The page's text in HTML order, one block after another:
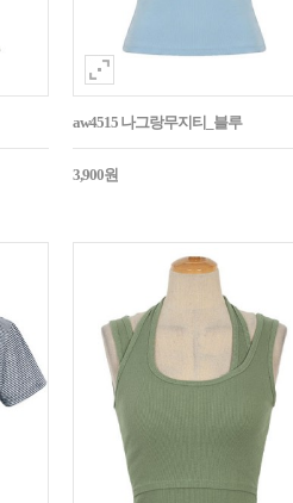
aw4515 나그랑무지티_블루
3,900원